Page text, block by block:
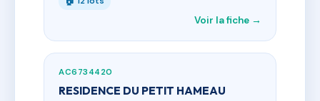
Voir la fiche →
AC6734420
RESIDENCE DU PETIT HAMEAU